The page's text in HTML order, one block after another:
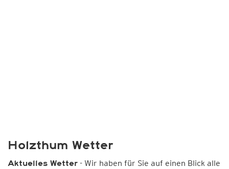
Holzthum Wetter
Aktuelles Wetter - Wir haben für Sie auf einen Blick alle